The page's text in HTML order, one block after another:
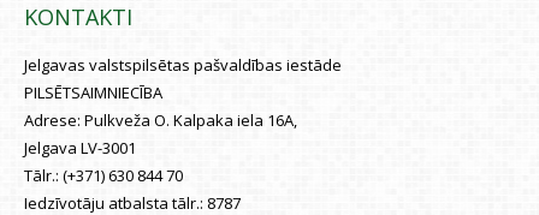
KONTAKTI
Jelgavas valstspilsētas pašvaldības iestāde
PILSĒTSAIMNIECĪBA
Adrese: Pulkveža O. Kalpaka iela 16A,
Jelgava LV-3001
Tālr.: (+371) 630 844 70
Iedzīvotāju atbalsta tālr.: 8787